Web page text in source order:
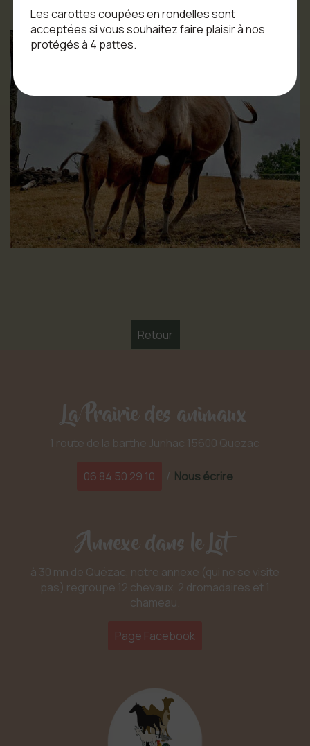
Oracle têtant sa mère, Malika
Retour
La Prairie des animaux
1 route de la barthe Junhac 15600 Quezac
06 84 50 29 10 / Nous écrire
Annexe dans le Lot
à 30 mn de Quézac, notre annexe (qui ne se visite
pas) regroupe 12 chevaux, 2 dromadaires et 1
chameau.
Page Facebook
Les carottes coupées en rondelles sont
acceptées si vous souhaitez faire plaisir à nos
protégés à 4 pattes.